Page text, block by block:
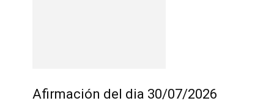
Afirmación del dia 30/07/2026